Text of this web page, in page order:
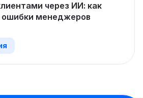
через ИИ: как
менеджеров